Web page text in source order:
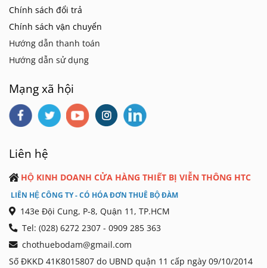
Chính sách đổi trả
Chính sách vận chuyển
Hướng dẫn thanh toán
Hướng dẫn sử dụng
Mạng xã hội
Liên hệ
HỘ KINH DOANH CỬA HÀNG THIẾT BỊ VIỄN THÔNG HTC
LIÊN HỆ CÔNG TY - CÓ HÓA ĐƠN THUÊ BỘ ĐÀM
143e Đội Cung, P-8, Quận 11, TP.HCM
Tel: (028) 6272 2307 - 0909 285 363
chothuebodam@gmail.com
Số ĐKKD 41K8015807 do UBND quận 11 cấp ngày 09/10/2014